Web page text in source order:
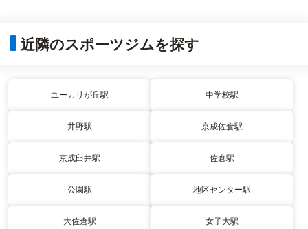
近隣のスポーツジムを探す
ユーカリが丘駅 中学校駅
井野駅 京成佐倉駅
京成臼井駅 佐倉駅
公園駅 地区センター駅
大佐倉駅 女子大駅